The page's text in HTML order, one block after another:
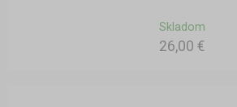
Skladom
26,00 €